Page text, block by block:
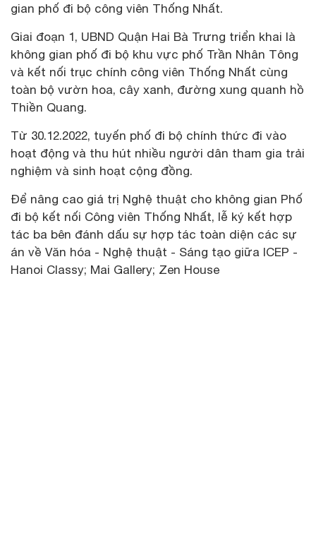
gian phố đi bộ công viên Thống Nhất.
Giai đoạn 1, UBND Quận Hai Bà Trưng triển khai là
không gian phố đi bộ khu vực phố Trần Nhân Tông
và kết nối trục chính công viên Thống Nhất cùng
toàn bộ vườn hoa, cây xanh, đường xung quanh hồ
Thiền Quang.
Từ 30.12.2022, tuyến phố đi bộ chính thức đi vào
hoạt động và thu hút nhiều người dân tham gia trải
nghiệm và sinh hoạt cộng đồng.
Để nâng cao giá trị Nghệ thuật cho không gian Phố
đi bộ kết nối Công viên Thống Nhất, lễ ký kết hợp
tác ba bên đánh dấu sự hợp tác toàn diện các sự
án về Văn hóa - Nghệ thuật - Sáng tạo giữa ICEP -
Hanoi Classy; Mai Gallery; Zen House